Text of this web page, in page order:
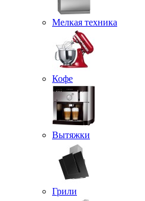
Мелкая техника
Кофе
Вытяжки
Грили